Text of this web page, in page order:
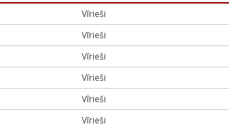
Vīrieši
Vīrieši
Vīrieši
Vīrieši
Vīrieši
Vīrieši